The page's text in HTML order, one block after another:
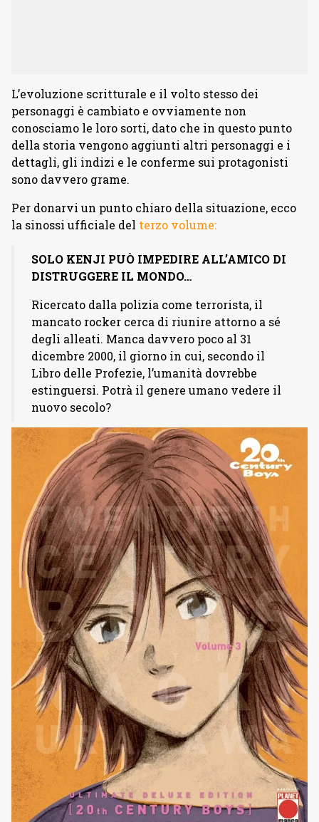
L’evoluzione scritturale e il volto stesso dei
personaggi è cambiato e ovviamente non
conosciamo le loro sorti, dato che in questo punto
della storia vengono aggiunti altri personaggi e i
dettagli, gli indizi e le conferme sui protagonisti
sono davvero grame.
Per donarvi un punto chiaro della situazione, ecco
la sinossi ufficiale del terzo volume:
SOLO KENJI PUÒ IMPEDIRE ALL’AMICO DI
DISTRUGGERE IL MONDO…
Ricercato dalla polizia come terrorista, il
mancato rocker cerca di riunire attorno a sé
degli alleati. Manca davvero poco al 31
dicembre 2000, il giorno in cui, secondo il
Libro delle Profezie, l’umanità dovrebbe
estinguersi. Potrà il genere umano vedere il
nuovo secolo?